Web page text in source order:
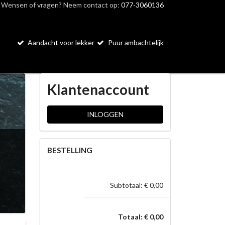
Wensen of vragen? Neem contact op: 077-3060136
Aandacht voor lekker Puur ambachtelijk
Klantenaccount
INLOGGEN
BESTELLING
Subtotaal: € 0,00
Totaal: € 0,00